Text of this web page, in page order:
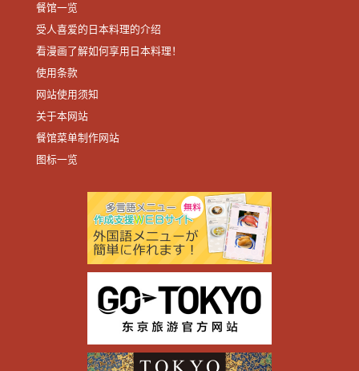
餐馆一览
受人喜爱的日本料理的介绍
看漫画了解如何享用日本料理！
使用条款
网站使用须知
关于本网站
餐馆菜单制作网站
图标一览